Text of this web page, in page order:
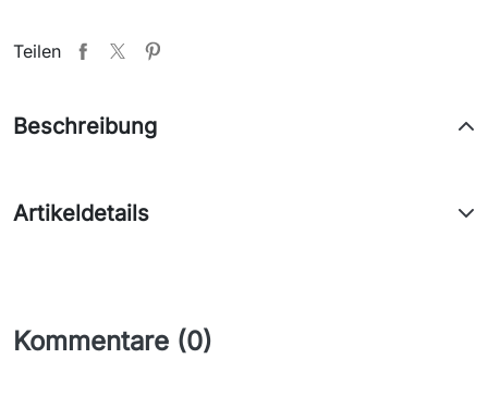
Teilen
Beschreibung
Artikeldetails
Kommentare (0)